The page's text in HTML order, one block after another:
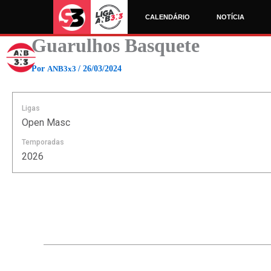
o
conteúdo
CALENDÁRIO NOTÍCIA
Guarulhos Basquete
Por ANB3x3 / 26/03/2024
Ligas
Open Masc
Temporadas
2026